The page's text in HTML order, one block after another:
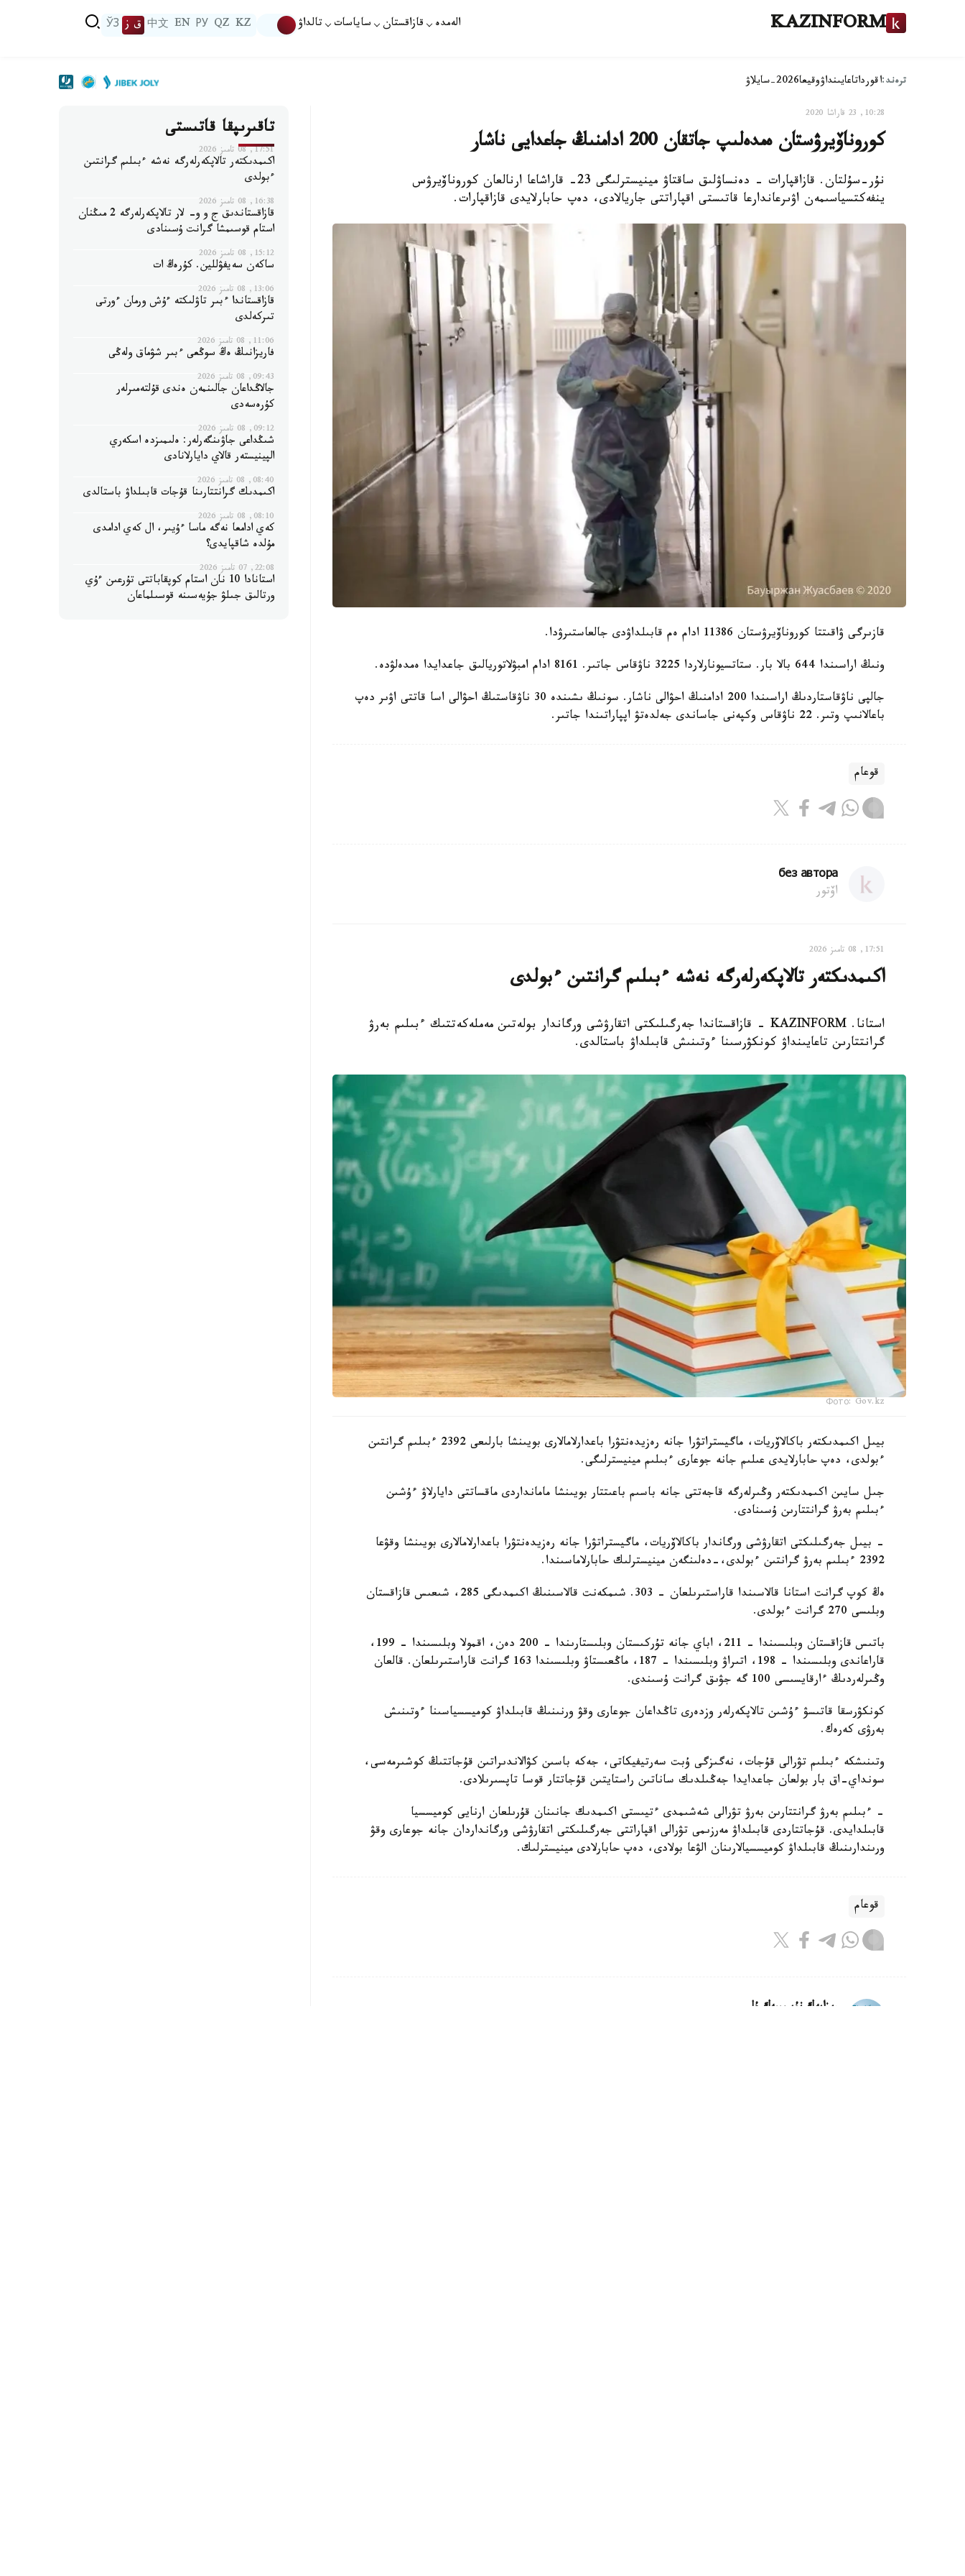
KAZINFORM الەمدە قازاقستان ساياسات تالداۋ KZ
QZ
РУ
EN
中文 ق ز ЎЗ
ترەند:اقورداتاعايىنداۋوقيعا2026-سايلاۋ
10:28, 23 قاراشا 2020
كوروناۆيرۋستان ەمدەلىپ جاتقان 200 ادامنىڭ جاعدايى ناشار
نۇر-سۇلتان. قازاقپارات - دەنساۋلىق ساقتاۋ مينيسترلىگى 23- قاراشاعا ارنالعان كوروناۆيرۋس
ينفەكتسياسىمەن اۋىرعاندارعا قاتىستى اقپاراتتى جاريالادى، دەپ حابارلايدى قازاقپارات.
قازىرگى ۋاقىتتا كوروناۆيرۋستان 11386 ادام ەم قابىلداۋدى جالعاستىرۋدا.
ونىڭ اراسىندا 644 بالا بار. ستاتسيونارلاردا 3225 ناۋقاس جاتىر. 8161 ادام امبۋلاتوريالىق جاعدايدا ەمدەلۋدە.
جالپى ناۋقاستاردىڭ اراسىندا 200 ادامنىڭ احۋالى ناشار. سونىڭ ىشىندە 30 ناۋقاستىڭ احۋالى اسا قاتتى اۋىر دەپ
باعالانىپ وتىر. 22 ناۋقاس وكپەنى جاساندى جەلدەتۋ اپپاراتىندا جاتىر.
قوعام
без автора
اۆتور
17:51, 08 تامىز 2026
اكىمدىكتەر تالاپكەرلەرگە نەشە ءبىلىم گرانتىن ءبولدى
استانا. KAZINFORM - قازاقستاندا جەرگىلىكتى اتقارۋشى ورگاندار بولەتىن مەملەكەتتىك ءبىلىم بەرۋ
گرانتتارىن تاعايىنداۋ كونكۋرسىنا ءوتىنىش قابىلداۋ باستالدى.
Фото: Gov.kz
بيىل اكىمدىكتەر باكالاۆريات، ماگيستراتۋرا جانە رەزيدەنتۋرا باعدارلامالارى بويىنشا بارلىعى 2392 ءبىلىم گرانتىن
ءبولدى، دەپ حابارلايدى عىلىم جانە جوعارى ءبىلىم مينيسترلىگى.
جىل سايىن اكىمدىكتەر وڭىرلەرگە قاجەتتى جانە باسىم باعىتتار بويىنشا مامانداردى ماقساتتى دايارلاۋ ءۇشىن
ءبىلىم بەرۋ گرانتتارىن ۇسىنادى.
- بيىل جەرگىلىكتى اتقارۋشى ورگاندار باكالاۆريات، ماگيستراتۋرا جانە رەزيدەنتۋرا باعدارلامالارى بويىنشا وقۋعا
2392 ءبىلىم بەرۋ گرانتىن ءبولدى،-دەلىنگەن مينيسترلىك حابارلاماسىندا.
ەڭ كوپ گرانت استانا قالاسىندا قاراستىرىلعان - 303. شىمكەنت قالاسىنىڭ اكىمدىگى 285، شىعىس قازاقستان
وبلىسى 270 گرانت ءبولدى.
باتىس قازاقستان وبلىسىندا – 211، اباي جانە تۇركىستان وبلىستارىندا – 200 دەن، اقمولا وبلىسىندا – 199،
قاراعاندى وبلىسىندا – 198، اتىراۋ وبلىسىندا – 187، ماڭعىستاۋ وبلىسىندا 163 گرانت قاراستىرىلعان. قالعان
وڭىرلەردىڭ ءارقايسىسى 100 گە جۋىق گرانت ۇسىندى.
كونكۋرسقا قاتىسۋ ءۇشىن تالاپكەرلەر وزدەرى تاڭداعان جوعارى وقۋ ورنىنىڭ قابىلداۋ كوميسسياسىنا ءوتىنىش
بەرۋى كەرەك.
وتىنىشكە ءبىلىم تۋرالى قۇجات، نەگىزگى ۇبت سەرتيفيكاتى، جەكە باسىن كۋالاندىراتىن قۇجاتتىڭ كوشىرمەسى،
سونداي-اق بار بولعان جاعدايدا جەڭىلدىك ساناتىن راستايتىن قۇجاتتار قوسا تاپسىرىلادى.
- ءبىلىم بەرۋ گرانتتارىن بەرۋ تۋرالى شەشىمدى ءتيىستى اكىمدىك جانىنان قۇرىلعان ارنايى كوميسسيا
قابىلدايدى. قۇجاتتاردى قابىلداۋ مەرزىمى تۋرالى اقپاراتتى جەرگىلىكتى اتقارۋشى ورگانداردان جانە جوعارى وقۋ
ورىندارىنىڭ قابىلداۋ كوميسسيالارىنان الۋعا بولادى، دەپ حابارلادى مينيسترلىك.
قوعام
ريزابەك نۇسىپبەك ۇلى
تاقىرىپقا قاتىستى
17:51, 08 تامىز 2026
اكىمدىكتەر تالاپكەرلەرگە نەشە ءبىلىم گرانتىن
ءبولدى
16:38, 08 تامىز 2026
قازاقستاندىق ج و و- لار تالاپكەرلەرگە 2 مىڭنان
استام قوسىمشا گرانت ۇسىنادى
15:12, 08 تامىز 2026
ساكەن سەيفۋللين. كۇرەڭ ات
13:06, 08 تامىز 2026
قازاقستاندا ءبىر تاۋلىكتە ءۇش ورمان ءورتى
تىركەلدى
11:06, 08 تامىز 2026
فاريزانىڭ ەڭ سوڭعى ءبىر شۋماق ولەڭى
09:43, 08 تامىز 2026
جالاڭداعان جالىنمەن ەندى قۇلتەمىرلەر
كۇرەسەدى
09:12, 08 تامىز 2026
شىڭداعى جاۋىنگەرلەر: ەلىمىزدە اسكەري
الپينيستەر قالاي دايارلانادى
08:40, 08 تامىز 2026
اكىمدىك گرانتتارىنا قۇجات قابىلداۋ باستالدى
08:10, 08 تامىز 2026
كەي ادامعا نەگە ماسا ءۇيىر، ال كەي ادامدى
مۇلدە شاقپايدى؟
22:08, 07 تامىز 2026
استانادا 10 نان استام كوپقاباتتى تۇرعىن ءۇي
ورتالىق جىلۋ جۇيەسىنە قوسىلماعان